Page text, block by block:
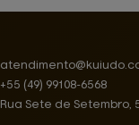
atendimento@
+55 (49) 99108-6568
Rua Sete de Setembro,